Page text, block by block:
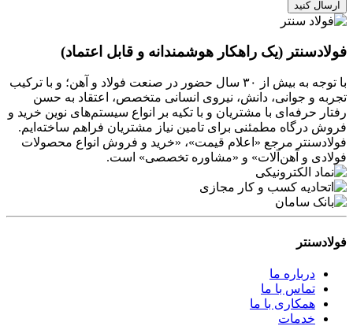
ارسال کنید
فولادسنتر (یک راهکار هوشمندانه و قابل اعتماد)
با توجه به بیش از ۳۰ سال حضور در صنعت فولاد و آهن؛ و با ترکیب
تجربه و جوانی، دانش، نیروی انسانی متخصص، اعتقاد به حسن
رفتار حرفه‌ای با مشتریان و با تکیه بر انواع سیستم‌های نوین خرید و
فروش درگاه مطمئنی برای تامین نیاز مشتریان فراهم ساخته‌ایم.
فولادسنتر مرجع «اعلام قیمت»، «خرید و فروش انواع محصولات
فولادی و آهن‌آلات» و «مشاوره تخصصی» است.
فولادسنتر
درباره ما
تماس با ما
همکاری با ما
خدمات